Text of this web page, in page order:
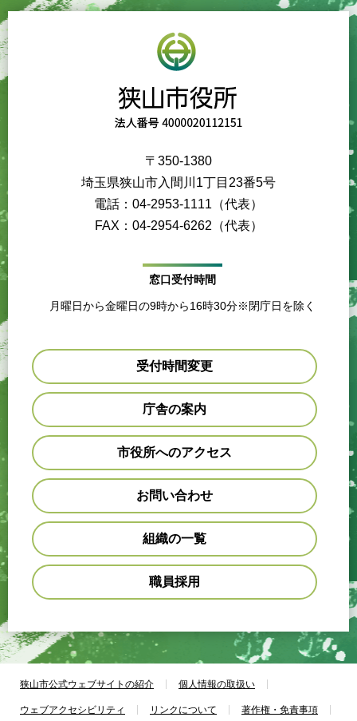
〒350-1380
埼玉県狭山市入間川1丁目23番5号
電話：04-2953-1111（代表）
FAX：04-2954-6262（代表）
窓口受付時間
月曜日から金曜日の9時から16時30分※閉庁日を除く
受付時間変更
庁舎の案内
市役所へのアクセス
お問い合わせ
組織の一覧
職員採用
狭山市公式ウェブサイトの紹介 個人情報の取扱い
ウェブアクセシビリティ リンクについて 著作権・免責事項